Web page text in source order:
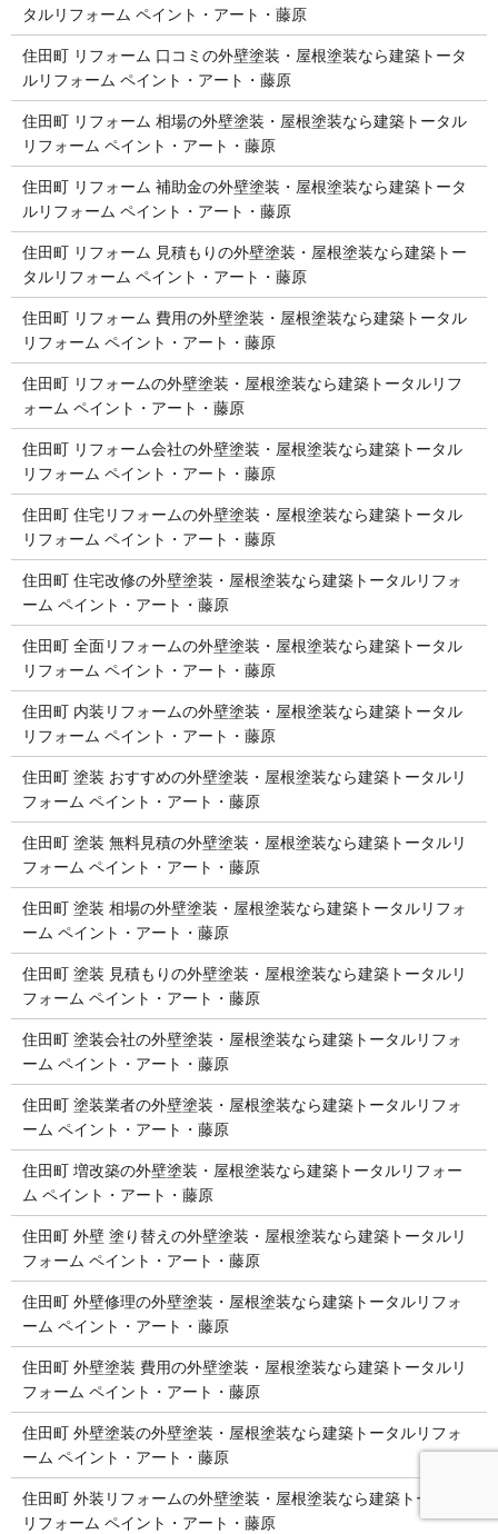
タルリフォーム ペイント・アート・藤原
住田町 リフォーム 口コミの外壁塗装・屋根塗装なら建築トータ
ルリフォーム ペイント・アート・藤原
住田町 リフォーム 相場の外壁塗装・屋根塗装なら建築トータル
リフォーム ペイント・アート・藤原
住田町 リフォーム 補助金の外壁塗装・屋根塗装なら建築トータ
ルリフォーム ペイント・アート・藤原
住田町 リフォーム 見積もりの外壁塗装・屋根塗装なら建築トー
タルリフォーム ペイント・アート・藤原
住田町 リフォーム 費用の外壁塗装・屋根塗装なら建築トータル
リフォーム ペイント・アート・藤原
住田町 リフォームの外壁塗装・屋根塗装なら建築トータルリフ
ォーム ペイント・アート・藤原
住田町 リフォーム会社の外壁塗装・屋根塗装なら建築トータル
リフォーム ペイント・アート・藤原
住田町 住宅リフォームの外壁塗装・屋根塗装なら建築トータル
リフォーム ペイント・アート・藤原
住田町 住宅改修の外壁塗装・屋根塗装なら建築トータルリフォ
ーム ペイント・アート・藤原
住田町 全面リフォームの外壁塗装・屋根塗装なら建築トータル
リフォーム ペイント・アート・藤原
住田町 内装リフォームの外壁塗装・屋根塗装なら建築トータル
リフォーム ペイント・アート・藤原
住田町 塗装 おすすめの外壁塗装・屋根塗装なら建築トータルリ
フォーム ペイント・アート・藤原
住田町 塗装 無料見積の外壁塗装・屋根塗装なら建築トータルリ
フォーム ペイント・アート・藤原
住田町 塗装 相場の外壁塗装・屋根塗装なら建築トータルリフォ
ーム ペイント・アート・藤原
住田町 塗装 見積もりの外壁塗装・屋根塗装なら建築トータルリ
フォーム ペイント・アート・藤原
住田町 塗装会社の外壁塗装・屋根塗装なら建築トータルリフォ
ーム ペイント・アート・藤原
住田町 塗装業者の外壁塗装・屋根塗装なら建築トータルリフォ
ーム ペイント・アート・藤原
住田町 増改築の外壁塗装・屋根塗装なら建築トータルリフォー
ム ペイント・アート・藤原
住田町 外壁 塗り替えの外壁塗装・屋根塗装なら建築トータルリ
フォーム ペイント・アート・藤原
住田町 外壁修理の外壁塗装・屋根塗装なら建築トータルリフォ
ーム ペイント・アート・藤原
住田町 外壁塗装 費用の外壁塗装・屋根塗装なら建築トータルリ
フォーム ペイント・アート・藤原
住田町 外壁塗装の外壁塗装・屋根塗装なら建築トータルリフォ
ーム ペイント・アート・藤原
住田町 外装リフォームの外壁塗装・屋根塗装なら建築トータル
リフォーム ペイント・アート・藤原